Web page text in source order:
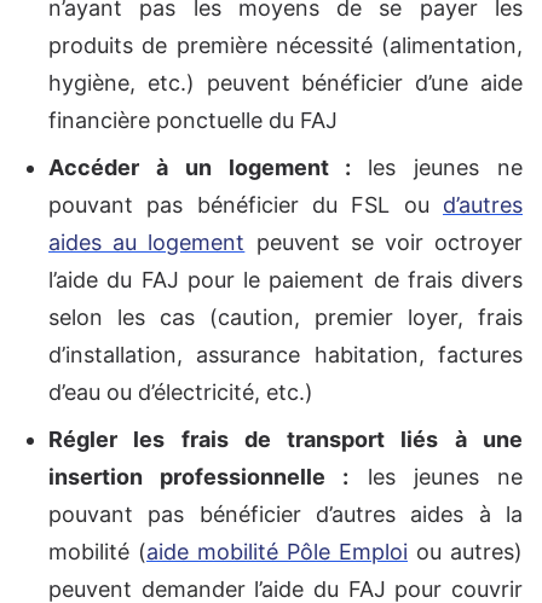
n’ayant pas les moyens de se payer les
produits de première nécessité (alimentation,
hygiène, etc.) peuvent bénéficier d’une aide
financière ponctuelle du FAJ
Accéder à un logement :
les jeunes ne
pouvant pas bénéficier du FSL ou d’autres
aides au logement peuvent se voir octroyer
l’aide du FAJ pour le paiement de frais divers
selon les cas (caution, premier loyer, frais
d’installation, assurance habitation, factures
d’eau ou d’électricité, etc.)
Régler les frais de transport liés à une
insertion professionnelle : les jeunes ne
pouvant pas bénéficier d’autres aides à la
mobilité (aide mobilité Pôle Emploi ou autres)
peuvent demander l’aide du FAJ pour couvrir